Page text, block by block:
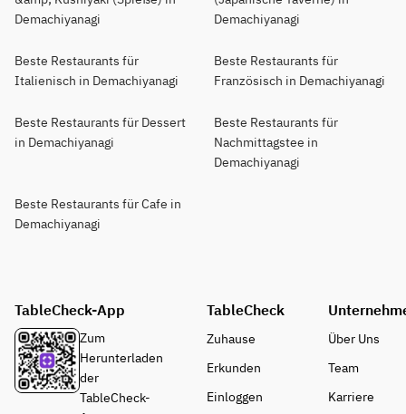
Demachiyanagi
Demachiyanagi
Beste Restaurants für
Italienisch in Demachiyanagi
Beste Restaurants für
Französisch in Demachiyanagi
Beste Restaurants für Dessert
in Demachiyanagi
Beste Restaurants für
Nachmittagstee in
Demachiyanagi
Beste Restaurants für Cafe in
Demachiyanagi
TableCheck-App
Zum
Herunterladen
der
TableCheck-
TableCheck
Zuhause
Erkunden
Einloggen
Über Uns
Team
Karriere